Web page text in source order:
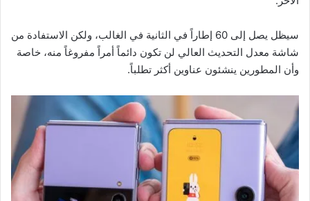
سيظل يصل إلى 60 إطاراً في الثانية في الغالب، ولكن الاستفادة من
شاشة معدل التحديث العالي لن تكون دائماً أمراً مفروغاً منه، خاصة
وأن المطورين ينشئون عناوين أكثر تطلباً.